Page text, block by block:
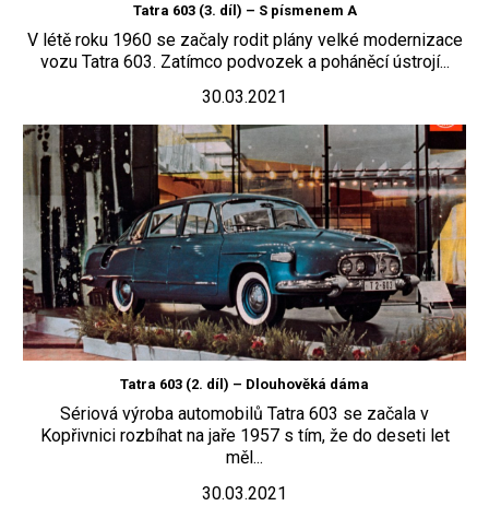
Tatra 603 (3. díl) – S písmenem A
V létě roku 1960 se začaly rodit plány velké modernizace
vozu Tatra 603. Zatímco podvozek a poháněcí ústrojí...
30.03.2021
Tatra 603 (2. díl) – Dlouhověká dáma
Sériová výroba automobilů Tatra 603 se začala v
Kopřivnici rozbíhat na jaře 1957 s tím, že do deseti let
měl...
30.03.2021